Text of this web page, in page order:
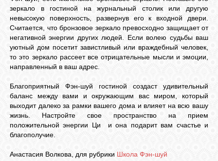
зеркало в гостиной на журнальный столик или другую
невысокую поверхность, развернув его к входной двери.
Считается, что бронзовое зеркало превосходно защищает от
негативной энергии других людей. Если волею судьбы ваш
уютный дом посетит завистливый или враждебный человек,
то это зеркало рассеет все отрицательные мысли и эмоции,
направленный в ваш адрес.
Благоприятный Фэн-шуй гостиной создаст удивительный
баланс между вами и окружающим вас миром, который
выходит далеко за рамки вашего дома и влияет на всю вашу
жизнь. Настройте свое пространство на прием
положительной энергии Ци и она подарит вам счастье и
благополучие.
Анастасия Волкова, для рубрики Школа Фэн-шуй